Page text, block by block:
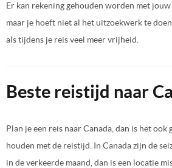
Er kan rekening gehouden worden met
maar je hoeft niet al het uitzoekwerk te
als tijdens je reis veel meer vrijheid.
Beste reistijd naar
Plan je een reis naar Canada, dan is het ook
houden met de reistijd. In Canada zijn de
in de verkeerde maand, dan is een locatie